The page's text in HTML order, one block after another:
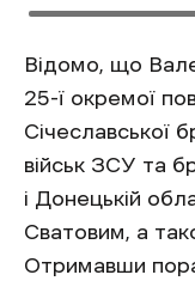
Відомо, що
25-ї окремої
Січеславської
військ ЗСУ та
і Донецькій
Сватовим, а
Отримавши